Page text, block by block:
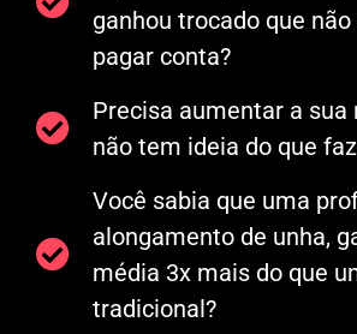
ganhou trocado que
pagar conta?
Precisa aumentar a sua
não tem ideia do que
Você sabia que uma
alongamento de unha,
média 3x mais do que
tradicional?